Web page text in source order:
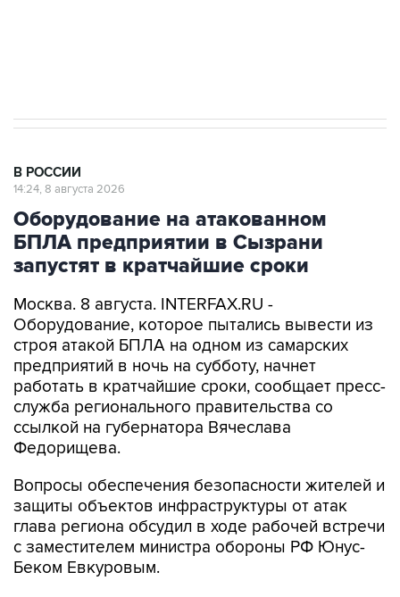
В РОССИИ
14:24, 8 августа 2026
Оборудование на атакованном
БПЛА предприятии в Сызрани
запустят в кратчайшие сроки
Москва. 8 августа. INTERFAX.RU -
Оборудование, которое пытались вывести из
строя атакой БПЛА на одном из самарских
предприятий в ночь на субботу, начнет
работать в кратчайшие сроки, сообщает пресс-
служба регионального правительства со
ссылкой на губернатора Вячеслава
Федорищева.
Вопросы обеспечения безопасности жителей и
защиты объектов инфраструктуры от атак
глава региона обсудил в ходе рабочей встречи
с заместителем министра обороны РФ Юнус-
Беком Евкуровым.